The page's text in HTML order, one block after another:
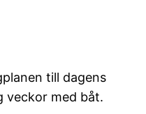
till dagens
veckor med båt.